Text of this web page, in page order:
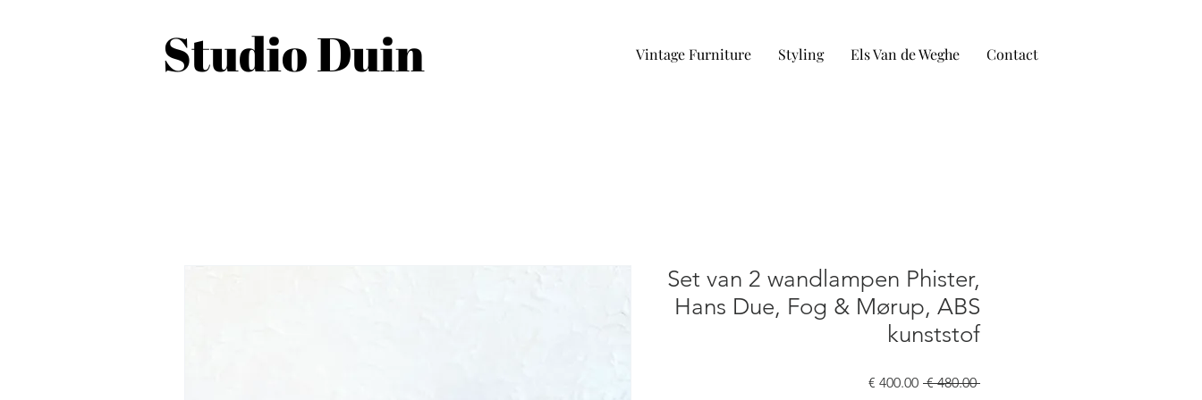
Vintage Furniture Styling Els Van de Weghe Contact
Studio Duin
Set van 2 wandlampen Phister,
Hans Due, Fog & Mørup, ABS
kunststof
‏480.00 €
سعر
سعر